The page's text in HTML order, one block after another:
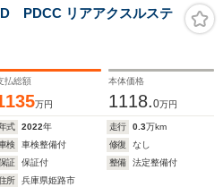
PDCC リアアクスルステ
払総額
万円
本体価格
1118.0万円
式 2022年 走行 0.3万km
検
車検整備付 修復
なし
証
保証付 整備
法定整備付
所
兵庫県姫路市